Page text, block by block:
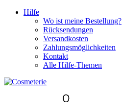
Hilfe
Wo ist meine Bestellung?
Rücksendungen
Versandkosten
Zahlungsmöglichkeiten
Kontakt
Alle Hilfe-Themen